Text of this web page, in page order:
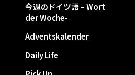
今週のドイツ語 – Wort
der Woche-
Adventskalender
Daily Life